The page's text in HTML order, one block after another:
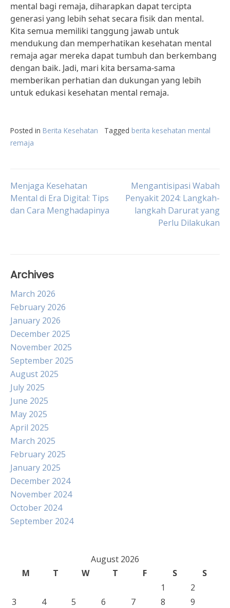
mental bagi remaja, diharapkan dapat tercipta
generasi yang lebih sehat secara fisik dan mental.
Kita semua memiliki tanggung jawab untuk
mendukung dan memperhatikan kesehatan mental
remaja agar mereka dapat tumbuh dan berkembang
dengan baik. Jadi, mari kita bersama-sama
memberikan perhatian dan dukungan yang lebih
untuk edukasi kesehatan mental remaja.
Posted in Berita Kesehatan Tagged berita kesehatan mental
remaja
Post
navigation
Menjaga Kesehatan
Mental di Era Digital: Tips
dan Cara Menghadapinya
Mengantisipasi Wabah
Penyakit 2024: Langkah-
langkah Darurat yang
Perlu Dilakukan
Archives
March 2026
February 2026
January 2026
December 2025
November 2025
September 2025
August 2025
July 2025
June 2025
May 2025
April 2025
March 2025
February 2025
January 2025
December 2024
November 2024
October 2024
September 2024
August 2026
M
T W T F S
S
1
2
3
4 5 6 7 8
9